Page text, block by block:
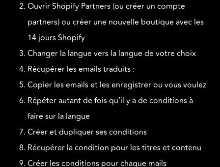
Ouvrir Shopify Partners (ou créer un compte
partners) ou créer une nouvelle boutique avec les
14 jours Shopify
Changer la langue vers la langue de votre choix
Récupérer les emails traduits :
Copier les emails et les enregistrer ou vous voulez
Répéter autant de fois qu’il y a de conditions à
faire sur la langue
Créer et dupliquer ses conditions
Récupérer la condition pour les titres et contenu
Créer les conditions pour chaque mails